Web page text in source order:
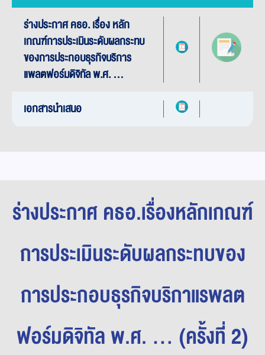
ร่างประกาศ คธอ. เรื่อง หลัก
เกณฑ์การประเมินระดับผลกระทบ
ของการประกอบธุรกิจบริการ
แพลตฟอร์มดิจิทัล พ.ศ. ...
เอกสารนำเสนอ
ร่างประกาศ คธอ.เรื่องหลักเกณฑ์
การประเมินระดับผลกระทบของ
การประกอบธุรกิจบริกาแรพลต
ฟอร์มดิจิทัล พ.ศ. ... (ครั้งที่ 2)